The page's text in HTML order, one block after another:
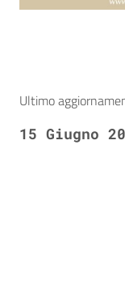
Ultimo
15 Giugno